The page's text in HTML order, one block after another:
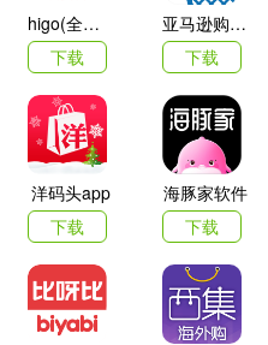
higo(全球购)
下载
亚马逊购物app
下载
洋码头app
下载
海豚家软件
下载